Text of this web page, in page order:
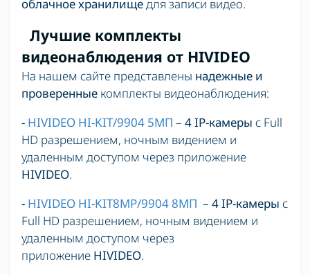
облачное хранилищедля записи видео.
Лучшие комплекты
видеонаблюдения от HIVIDEO
На нашем сайте представлены надежные и
проверенныекомплекты видеонаблюдения:
- HIVIDEO HI-KIT/9904 5МП – 4 IP-камеры с Full
HD разрешением, ночным видением и
удаленным доступом через приложение
HIVIDEO.
- HIVIDEO HI-KIT8MP/9904 8МП – 4 IP-камеры с
Full HD разрешением, ночным видением и
удаленным доступом через
приложение HIVIDEO.